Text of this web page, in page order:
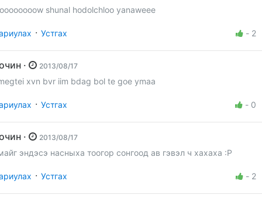
shunal hodolchloo yanaweee
· Устгах - 2
Зочин · 2013/08/17
xvn bvr iim bdag bol te goe ymaa
· Устгах - 0
Зочин · 2013/08/17
эндэсэ насныха тоогор сонгоод ав гэвэл ч хахаха :P
· Устгах - 2